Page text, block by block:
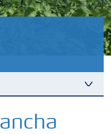
de Carbono